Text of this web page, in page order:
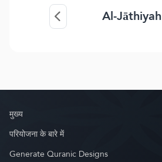
Al-Jāthiyah
मुख्य
परियोजना के बारे में
Generate Quranic Designs